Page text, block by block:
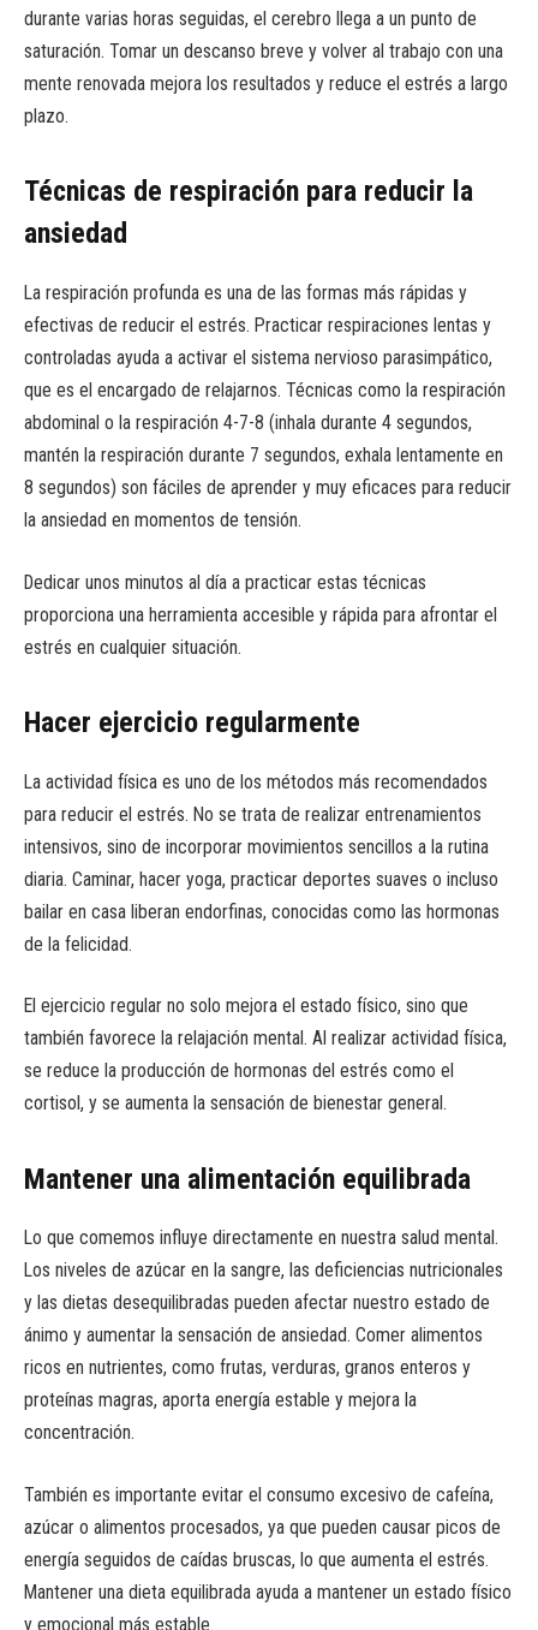
durante varias horas seguidas, el cerebro llega a un punto de
saturación. Tomar un descanso breve y volver al trabajo con una
mente renovada mejora los resultados y reduce el estrés a largo
plazo.
Técnicas de respiración para reducir la
ansiedad
La respiración profunda es una de las formas más rápidas y
efectivas de reducir el estrés. Practicar respiraciones lentas y
controladas ayuda a activar el sistema nervioso parasimpático,
que es el encargado de relajarnos. Técnicas como la respiración
abdominal o la respiración 4-7-8 (inhala durante 4 segundos,
mantén la respiración durante 7 segundos, exhala lentamente en
8 segundos) son fáciles de aprender y muy eficaces para reducir
la ansiedad en momentos de tensión.
Dedicar unos minutos al día a practicar estas técnicas
proporciona una herramienta accesible y rápida para afrontar el
estrés en cualquier situación.
Hacer ejercicio regularmente
La actividad física es uno de los métodos más recomendados
para reducir el estrés. No se trata de realizar entrenamientos
intensivos, sino de incorporar movimientos sencillos a la rutina
diaria. Caminar, hacer yoga, practicar deportes suaves o incluso
bailar en casa liberan endorfinas, conocidas como las hormonas
de la felicidad.
El ejercicio regular no solo mejora el estado físico, sino que
también favorece la relajación mental. Al realizar actividad física,
se reduce la producción de hormonas del estrés como el
cortisol, y se aumenta la sensación de bienestar general.
Mantener una alimentación equilibrada
Lo que comemos influye directamente en nuestra salud mental.
Los niveles de azúcar en la sangre, las deficiencias nutricionales
y las dietas desequilibradas pueden afectar nuestro estado de
ánimo y aumentar la sensación de ansiedad. Comer alimentos
ricos en nutrientes, como frutas, verduras, granos enteros y
proteínas magras, aporta energía estable y mejora la
concentración.
También es importante evitar el consumo excesivo de cafeína,
azúcar o alimentos procesados, ya que pueden causar picos de
energía seguidos de caídas bruscas, lo que aumenta el estrés.
Mantener una dieta equilibrada ayuda a mantener un estado físico
y emocional más estable.